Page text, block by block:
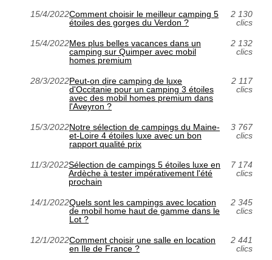
15/4/2022Comment choisir le meilleur camping 5
étoiles des gorges du Verdon ?
2 130
clics
15/4/2022Mes plus belles vacances dans un
camping sur Quimper avec mobil
homes premium
2 132
clics
28/3/2022Peut-on dire camping de luxe
d'Occitanie pour un camping 3 étoiles
avec des mobil homes premium dans
l'Aveyron ?
2 117
clics
15/3/2022Notre sélection de campings du Maine-
et-Loire 4 étoiles luxe avec un bon
rapport qualité prix
3 767
clics
11/3/2022Sélection de campings 5 étoiles luxe en
Ardèche à tester impérativement l'été
prochain
7 174
clics
14/1/2022Quels sont les campings avec location
de mobil home haut de gamme dans le
Lot ?
2 345
clics
12/1/2022Comment choisir une salle en location
en Ile de France ?
2 441
clics